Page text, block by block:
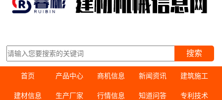
搜索
首页 产品中心 商机信息 新闻资讯 建筑施工
建材信息 生产厂家 行情信息 知道问答 专利技术